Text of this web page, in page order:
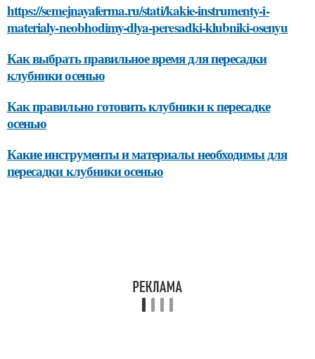
https://semejnayaferma.ru/stati/kakie-instrumenty-i-
materialy-neobhodimy-dlya-peresadki-klubniki-osenyu
Как выбрать правильное время для пересадки
клубники осенью
Как правильно готовить клубники к пересадке
осенью
Какие инструменты и материалы необходимы для
пересадки клубники осенью